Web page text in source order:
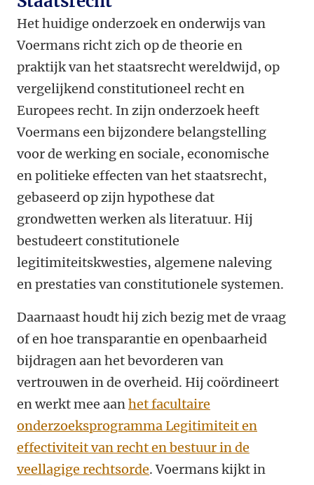
Het huidige onderzoek en onderwijs van
Voermans richt zich op de theorie en
praktijk van het staatsrecht wereldwijd, op
vergelijkend constitutioneel recht en
Europees recht. In zijn onderzoek heeft
Voermans een bijzondere belangstelling
voor de werking en sociale, economische
en politieke effecten van het staatsrecht,
gebaseerd op zijn hypothese dat
grondwetten werken als literatuur. Hij
bestudeert constitutionele
legitimiteitskwesties, algemene naleving
en prestaties van constitutionele systemen.
Daarnaast houdt hij zich bezig met de vraag
of en hoe transparantie en openbaarheid
bijdragen aan het bevorderen van
vertrouwen in de overheid. Hij coördineert
en werkt mee aanhet facultaire
onderzoeksprogramma Legitimiteit en
effectiviteit van recht en bestuur in de
veellagige rechtsorde. Voermans kijkt in